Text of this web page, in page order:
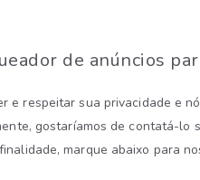
de anúncios
e respeitar sua privacidade e
gostaríamos de contatá-
marque abaixo para